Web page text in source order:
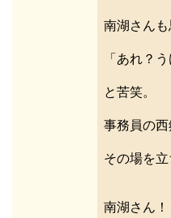
南湖さん
「あれ？
と苦笑。
事務員の
その場を
南湖さん